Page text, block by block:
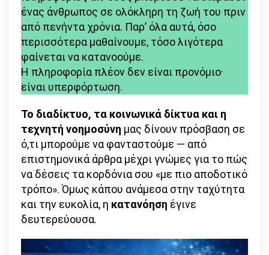
αρχή
της
κατανόησης;
ένας άνθρωπος σε ολόκληρη τη ζωή του πριν
από πενήντα χρόνια. Παρ’ όλα αυτά, όσο
περισσότερα μαθαίνουμε, τόσο λιγότερα
φαίνεται να κατανοούμε.
Η πληροφορία πλέον δεν είναι προνόμιο·
είναι υπερφόρτωση.
Το διαδίκτυο, τα κοινωνικά δίκτυα και η
τεχνητή νοημοσύνη μας δίνουν πρόσβαση σε
ό,τι μπορούμε να φανταστούμε — από
επιστημονικά άρθρα μέχρι γνώμες για το πώς
να δέσεις τα κορδόνια σου «με πιο αποδοτικό
τρόπο». Όμως κάπου ανάμεσα στην ταχύτητα
και την ευκολία, η κατανόηση έγινε
δευτερεύουσα.